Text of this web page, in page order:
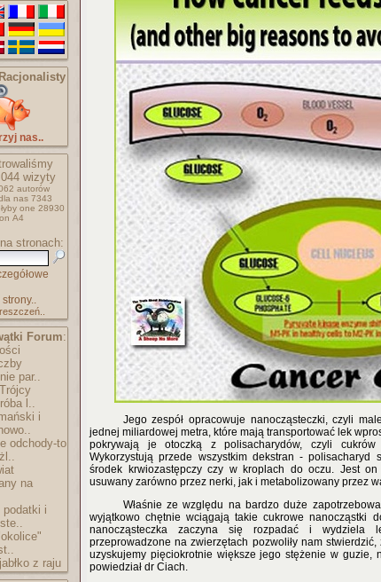
nas..
wizyty
autorów
nas 7343
one 28930
A4
stronach:
Forum:
par..
l..
i
odchody-to
na
podatki i
z raju
Jego zespół opracowuje nanocząsteczki, czyli
jednej miliardowej metra, które mają transportować lek
pokrywają je otoczką z polisacharydów, czyli
Wykorzystują przede wszystkim dekstran -
środek krwiozastępczy czy w kroplach do oczu. Jest on
usuwany zarówno przez nerki, jak i metabolizowany przez
Właśnie ze względu na bardzo duże
wyjątkowo chętnie wciągają takie cukrowe nanocząstki
nanocząsteczka zaczyna się rozpadać i wydziela
przeprowadzone na zwierzętach pozwoliły nam
uzyskujemy pięciokrotnie większe jego stężenie w
powiedział dr Ciach.